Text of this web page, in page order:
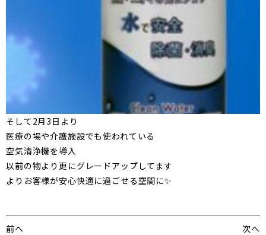
そして2月3日より
医療の場や介護施設でも使われている
空気清浄機を導入
以前の物より更にグレードアップしてます
よりお客様が安心快適に過ごせる空間に✨
前へ 次へ